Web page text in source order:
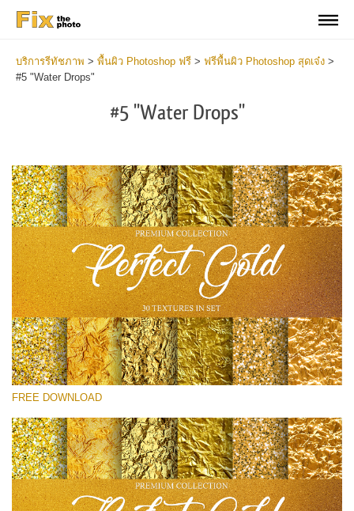
บริการรีทัชภาพ > พื้นผิว Photoshop ฟรี > ฟรีพื้นผิว Photoshop สุดเจ๋ง >
#5 "Water Drops"
#5 "Water Drops"
โปรดเลือก
Small 800*533px
Perfect Gold
(30 Textures)
FREE DOWNLOAD